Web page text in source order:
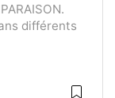
différents